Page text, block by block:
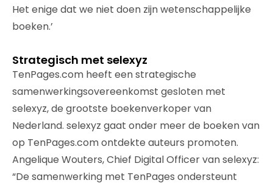
Het enige dat we niet doen zijn wetenschappelijke
boeken.’
Strategisch met selexyz
TenPages.com heeft een strategische
samenwerkingsovereenkomst gesloten met
selexyz, de grootste boekenverkoper van
Nederland. selexyz gaat onder meer de boeken van
op TenPages.com ontdekte auteurs promoten.
Angelique Wouters, Chief Digital Officer van selexyz:
“De samenwerking met TenPages ondersteunt